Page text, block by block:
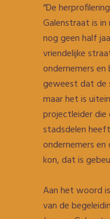
“De
Galenstraat is
nog geen half
vriendelijke
ondernemers
geweest dat de
maar het is
projectleider
stadsdelen
ondernemers
kon, dat is
Aan het woord
van de